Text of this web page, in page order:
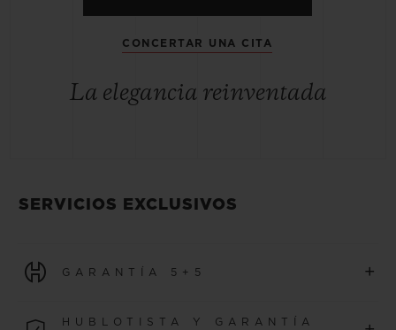
CONCERTAR UNA CITA
La elegancia reinventada
SERVICIOS EXCLUSIVOS
GARANTÍA 5+5 +
HUBLOTISTA Y GARANTÍA